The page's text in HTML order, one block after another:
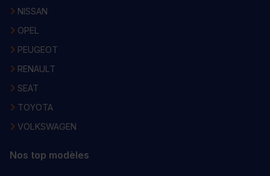
NISSAN
OPEL
PEUGEOT
RENAULT
SEAT
TOYOTA
VOLKSWAGEN
Nos top modèles